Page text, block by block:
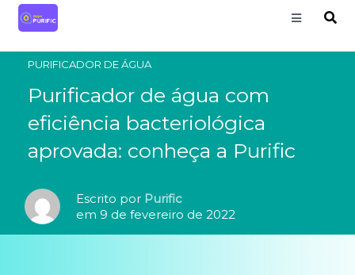
PURIFICADOR DE ÁGUA
Purificador de água com
eficiência bacteriológica
aprovada: conheça a Purific
Escrito por Purific
em 9 de fevereiro de 2022